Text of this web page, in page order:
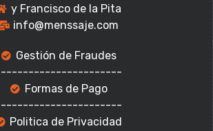
y Francisco de la Pita
info@menssaje.com
Gestión de Fraudes
Formas de Pago
Politica de Privacidad